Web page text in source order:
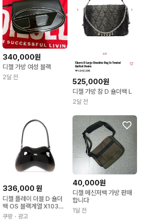
340,000원
디젤 가방 여성 블랙
2달 전 525,000원
디젤 가방 참 D 숄더백 L
2달 전
336,000원
디젤 플레이 더블 D 숄더
백 OS 블랙계열 X10327
P8008
쿠팡 ・광고
40,000원
디젤 메신저백 가방 판매
합니다
1달 전